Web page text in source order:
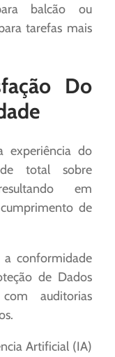
balcão ou
tarefas mais
Do
experiência do
total sobre
em
de
a conformidade
de Dados
auditorias
Artificial (IA)